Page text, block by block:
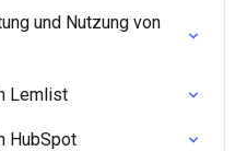
und Nutzung von
Lemlist
HubSpot